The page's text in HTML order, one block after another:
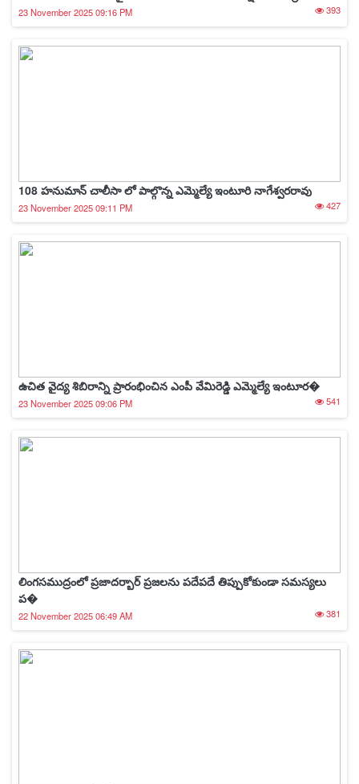
23 November 2025 09:16 PM 393
108 హనుమాన్ చాలీసా లో పాల్గొన్న ఎమ్మెల్యే ఇంటూరి నాగేశ్వరరావు
23 November 2025 09:11 PM 427
ఉచిత వైద్య శిబిరాన్ని ప్రారంభించిన ఎంపీ వేమిరెడ్డి ఎమ్మెల్యే ఇంటూర�
23 November 2025 09:06 PM 541
లింగసముద్రంలో ప్రజాదర్బార్ ప్రజలను పదేపదే తిప్పుకోకుండా సమస్యలు
ప�
22 November 2025 06:49 AM 381